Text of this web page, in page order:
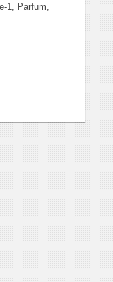
1, Parfum,